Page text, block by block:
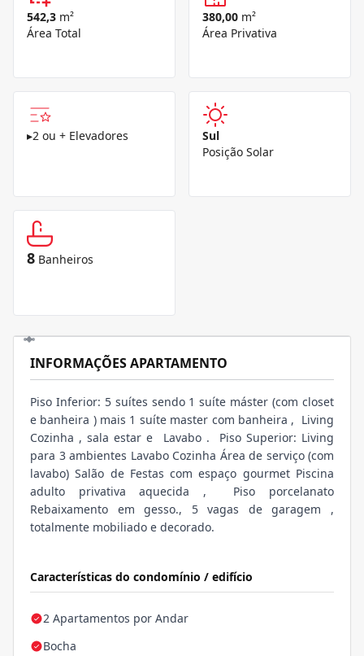
542,3 m²
Área Total
380,00 m²
Área Privativa
▸2 ou + Elevadores
Sul
Posição Solar
8 Banheiros
Características do condomínio / edifício
2 Apartamentos por Andar
Bocha
INFORMAÇÕES APARTAMENTO
Piso Inferior: 5 suítes sendo 1 suíte máster (com closet
e banheira ) mais 1 suíte master com banheira , Living
Cozinha , sala estar e Lavabo . Piso Superior: Living
para 3 ambientes Lavabo Cozinha Área de serviço (com
lavabo) Salão de Festas com espaço gourmet Piscina
adulto privativa aquecida , Piso porcelanato
Rebaixamento em gesso., 5 vagas de garagem ,
totalmente mobiliado e decorado.